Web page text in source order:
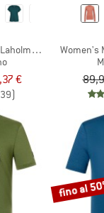
Loose Shirt
€
Women's
fino al